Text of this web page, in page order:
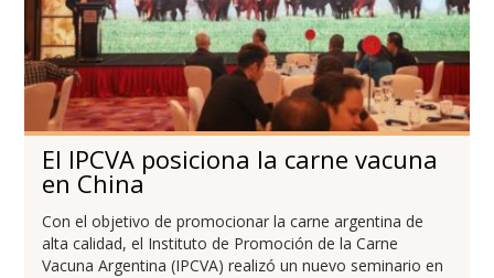
El IPCVA posiciona la carne vacuna
en China
Con el objetivo de promocionar la carne argentina de
alta calidad, el Instituto de Promoción de la Carne
Vacuna Argentina (IPCVA) realizó un nuevo seminario en